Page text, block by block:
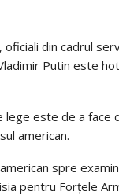
din cadrul
Putin este
este de a face
american.
spre
pentru Forţele